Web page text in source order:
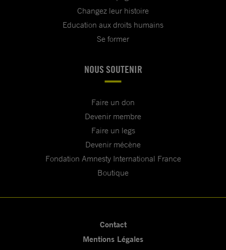
Changez leur histoire
Education aux droits humains
Se former
NOUS SOUTENIR
Faire un don
Devenir membre
Faire un legs
Devenir mécène
Fondation Amnesty International France
Boutique
Contact
Mentions Légales